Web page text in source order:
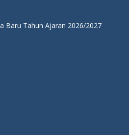
Baru Tahun Ajaran 2026/2027